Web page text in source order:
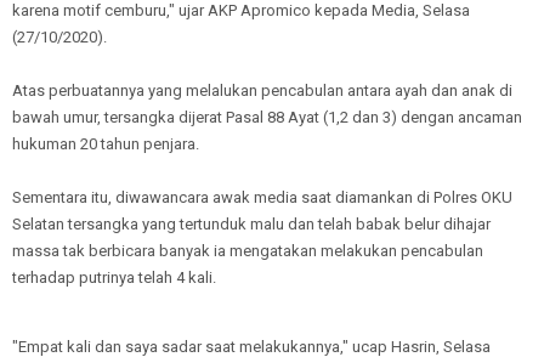
karena motif cemburu," ujar AKP Apromico kepada Media, Selasa
(27/10/2020).
Atas perbuatannya yang melalukan pencabulan antara ayah dan anak di
bawah umur, tersangka dijerat Pasal 88 Ayat (1,2 dan 3) dengan ancaman
hukuman 20 tahun penjara.
Sementara itu, diwawancara awak media saat diamankan di Polres OKU
Selatan tersangka yang tertunduk malu dan telah babak belur dihajar
massa tak berbicara banyak ia mengatakan melakukan pencabulan
terhadap putrinya telah 4 kali.
"Empat kali dan saya sadar saat melakukannya," ucap Hasrin, Selasa